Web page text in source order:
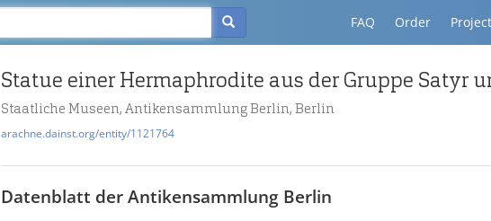
FAQ Order
Staatliche Museen, Antikensammlung Berlin, Berlin
arachne.dainst.org/entity/1121764
Datenblatt der Antikensammlung Berlin